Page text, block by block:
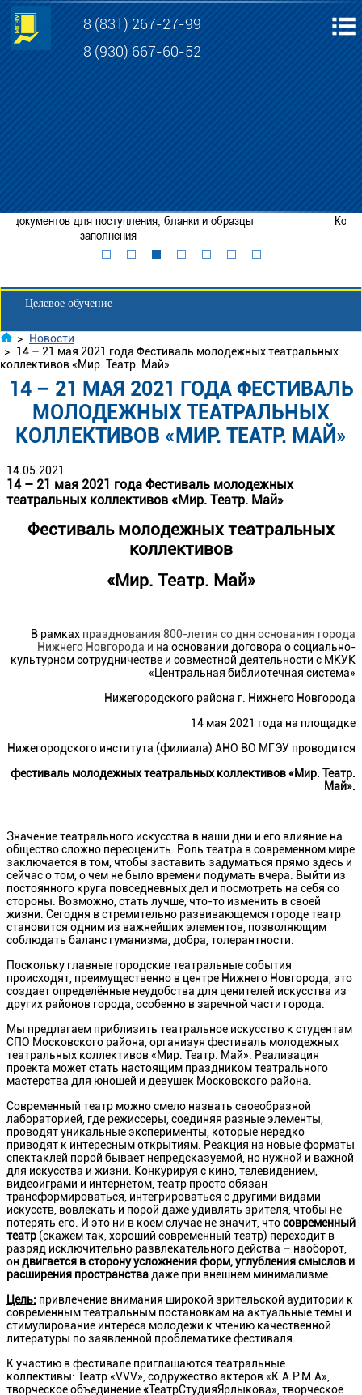
8 (831) 267-27-99
8 (930) 667-60-52
Консультации по приему в АНО ВО МГЭУ
Забронировать место
Личный кабинет для абитуриента
Целевое обучение
>
Новости
> 14 – 21 мая 2021 года Фестиваль молодежных театральных
коллективов «Мир. Театр. Май»
14 – 21 МАЯ 2021 ГОДА ФЕСТИВАЛЬ
МОЛОДЕЖНЫХ ТЕАТРАЛЬНЫХ
КОЛЛЕКТИВОВ «МИР. ТЕАТР. МАЙ»
14.05.2021
14 – 21 мая 2021 года Фестиваль молодежных
театральных коллективов «Мир. Театр. Май»
Фестиваль молодежных театральных
коллективов
«Мир. Театр. Май»
В рамках празднования 800-летия со дня основания города
Нижнего Новгорода и на основании договора о социально-
культурном сотрудничестве и совместной деятельности с МКУК
«Центральная библиотечная система»
Нижегородского района г. Нижнего Новгорода
14 мая 2021 года на площадке
Нижегородского института (филиала) АНО ВО МГЭУ проводится
фестиваль молодежных театральных коллективов «Мир. Театр.
Май».
Значение театрального искусства в наши дни и его влияние на
общество сложно переоценить. Роль театра в современном мире
заключается в том, чтобы заставить задуматься прямо здесь и
сейчас о том, о чем не было времени подумать вчера. Выйти из
постоянного круга повседневных дел и посмотреть на себя со
стороны. Возможно, стать лучше, что-то изменить в своей
жизни. Сегодня в стремительно развивающемся городе театр
становится одним из важнейших элементов, позволяющим
соблюдать баланс гуманизма, добра, толерантности.
Поскольку главные городские театральные события
происходят, преимущественно в центре Нижнего Новгорода, это
создает определённые неудобства для ценителей искусства из
других районов города, особенно в заречной части города.
Мы предлагаем приблизить театральное искусство к студентам
СПО Московского района, организуя фестиваль молодежных
театральных коллективов «Мир. Театр. Май». Реализация
проекта может стать настоящим праздником театрального
мастерства для юношей и девушек Московского района.
Современный театр можно смело назвать своеобразной
лабораторией, где режиссеры, соединяя разные элементы,
проводят уникальные эксперименты, которые нередко
приводят к интересным открытиям. Реакция на новые форматы
спектаклей порой бывает непредсказуемой, но нужной и важной
для искусства и жизни. Конкурируя с кино, телевидением,
видеоиграми и интернетом, театр просто обязан
трансформироваться, интегрироваться с другими видами
искусств, вовлекать и порой даже удивлять зрителя, чтобы не
потерять его. И это ни в коем случае не значит, чтосовременный
театр (скажем так, хороший современный театр) переходит в
разряд исключительно развлекательного действа – наоборот,
он двигается в сторону усложнения форм, углубления смыслов и
расширения пространства даже при внешнем минимализме.
Цель: привлечение внимания широкой зрительской аудитории к
современным театральным постановкам на актуальные темы и
стимулирование интереса молодежи к чтению качественной
литературы по заявленной проблематике фестиваля.
К участию в фестивале приглашаются театральные
коллективы: Театр «VVV», содружество актеров «К.А.Р.М.А»,
творческое объединение«ТеатрСтудияЯрлыкова», творческое